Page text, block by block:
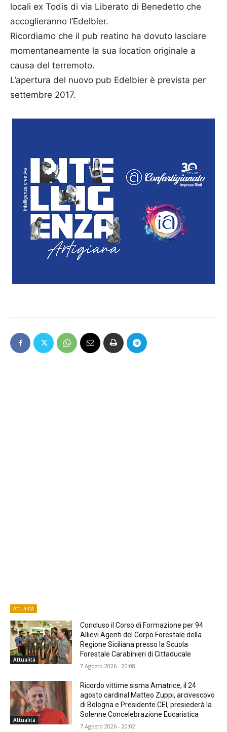
locali ex Todis di via Liberato di Benedetto che
accoglieranno l’Edelbier.
Ricordiamo che il pub reatino ha dovuto lasciare
momentaneamente la sua location originale a
causa del terremoto.
L’apertura del nuovo pub Edelbier è prevista per
settembre 2017.
Attualità
Attualità
Concluso il Corso di Formazione per 94
Allievi Agenti del Corpo Forestale della
Regione Siciliana presso la Scuola
Forestale Carabinieri di Cittaducale
7 Agosto 2026 - 20:08
Attualità
Ricordo vittime sisma Amatrice, il 24
agosto cardinal Matteo Zuppi, arcivescovo
di Bologna e Presidente CEI, presiederà la
Solenne Concelebrazione Eucaristica
7 Agosto 2026 - 20:02